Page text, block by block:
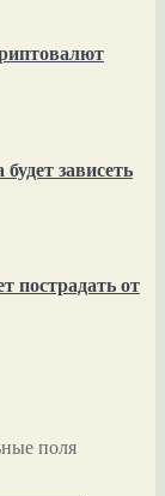
зависеть
пострадать от
поля